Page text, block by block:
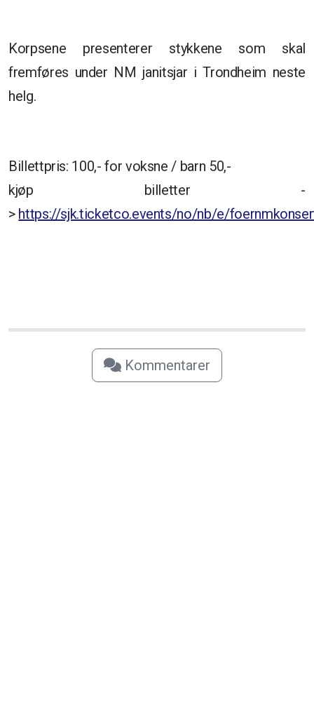
Korpsene presenterer stykkene som skal
fremføres under NM janitsjar i Trondheim neste
helg.
Billettpris: 100,- for voksne / barn 50,-
kjøp billetter -
> https://sjk.ticketco.events/no/nb/e/
Kommentarer